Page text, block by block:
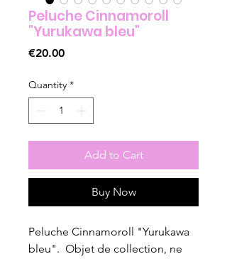
Peluche Cinnamoroll
"Yurukawa bleu"
€20.00Price
Quantity *
Add to Cart
Buy Now
Peluche Cinnamoroll "Yurukawa
bleu". Objet de collection, ne